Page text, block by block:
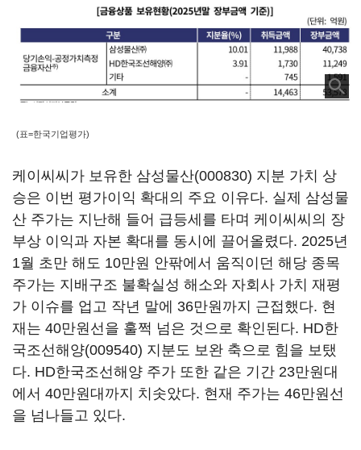
(표=한국기업평가)
케이씨씨가 보유한 삼성물산(000830) 지분 가치 상
승은 이번 평가이익 확대의 주요 이유다. 실제 삼성물
산 주가는 지난해 들어 급등세를 타며 케이씨씨의 장
부상 이익과 자본 확대를 동시에 끌어올렸다. 2025년
1월 초만 해도 10만원 안팎에서 움직이던 해당 종목
주가는 지배구조 불확실성 해소와 자회사 가치 재평
가 이슈를 업고 작년 말에 36만원까지 근접했다. 현
재는 40만원선을 훌쩍 넘은 것으로 확인된다. HD한
국조선해양(009540) 지분도 보완 축으로 힘을 보탰
다. HD한국조선해양 주가 또한 같은 기간 23만원대
에서 40만원대까지 치솟았다. 현재 주가는 46만원선
을 넘나들고 있다.